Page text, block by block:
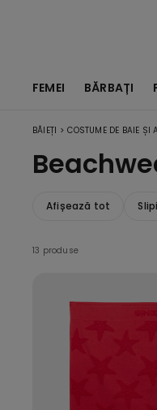
FEMEI BĂRBAȚI
BĂIEȚI > COSTUME DE BAIE ȘI
Afișează tot
13 produse